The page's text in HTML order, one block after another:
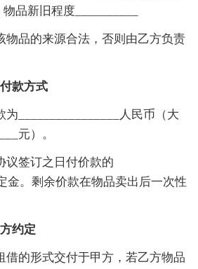
品新旧程度__________
物品的来源合法，否则由乙方负责
款方式
为________________人民币（大
元）。
议签订之日付价款的
金。剩余价款在物品卖出后一次性
约定
借的形式交付于甲方，若乙方物品